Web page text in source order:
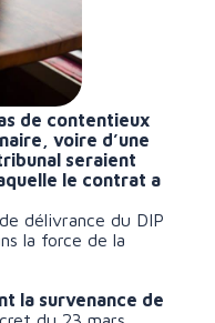
de contentieux
voire d’une
seraient
le contrat a
délivrance du DIP
la force de la
la survenance de